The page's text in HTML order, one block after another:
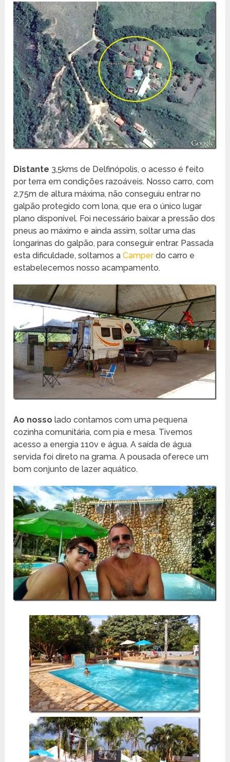
Distante 3,5kms de Delfinópolis, o acesso é feito
por terra em condições razoáveis. Nosso carro, com
2,75m de altura máxima, não conseguiu entrar no
galpão protegido com lona, que era o único lugar
plano disponível. Foi necessário baixar a pressão dos
pneus ao máximo e ainda assim, soltar uma das
longarinas do galpão, para conseguir entrar. Passada
esta dificuldade, soltamos aCamperdo carro e
estabelecemos nosso acampamento.
Ao nosso lado contamos com uma pequena
cozinha comunitária, com pia e mesa. Tivemos
acesso a energia 110v e água. A saída de água
servida foi direto na grama. A pousada oferece um
bom conjunto de lazer aquático.